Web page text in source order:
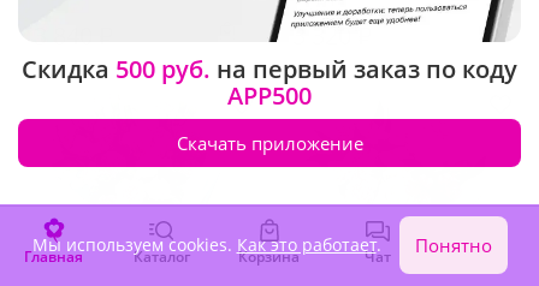
3 320 ₽
Главная Каталог Корзина Чат Войти
Скидка 500 руб. на первый заказ по коду
APP500
Скачать приложение
Мы используем cookies. Как это работает. Понятно